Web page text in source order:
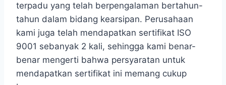
terpadu yang telah berpengalaman bertahun-
tahun dalam bidang kearsipan. Perusahaan
kami juga telah mendapatkan sertifikat ISO
9001 sebanyak 2 kali, sehingga kami benar-
benar mengerti bahwa persyaratan untuk
mendapatkan sertifikat ini memang cukup